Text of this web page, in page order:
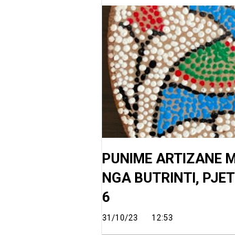
PUNIME ARTIZANE
NGA BUTRINTI,
6
31/10/23 12:53